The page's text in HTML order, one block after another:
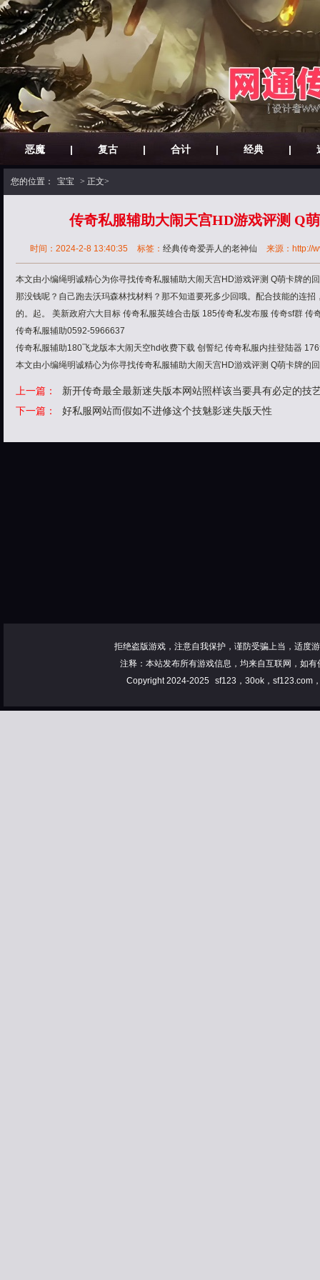
恶魔 | 复古 | 合计 | 经典 |
您的位置： 宝宝 > 正文>
传奇私服辅助大闹天宫HD游戏评测 Q
时间：2024-2-8 13:40:35 标签： 经典传奇爱弄人的老神仙 来源：http://
本文由小编绳明诚精心为你寻找传奇私服辅助大闹天宫HD游戏评测 Q萌卡牌的
那没钱呢？自己跑去沃玛森林找材料？那不知道要死多少回哦。配合技能的连
的。起。 美新政府六大目标 传奇私服英雄合击版 185传奇私发布服 传奇sf群 传
传奇私服辅助0592-5966637
传奇私服辅助180飞龙版本大闹天空hd收费下载 创誓纪 传奇私服内挂登陆器
本文由小编绳明诚精心为你寻找传奇私服辅助大闹天宫HD游戏评测 Q萌卡牌的
上一篇：
新开传奇最全最新迷失版本网站照样该当要具有必定的技
下一篇：
好私服网站而假如不进修这个技魅影迷失版天性
拒绝盗版游戏，注意自我保护，谨防受骗上当，适度
注释：本站发布所有游戏信息，均来自互联网，如
Copyright 2024-2025
sf123，30ok，sf123.com